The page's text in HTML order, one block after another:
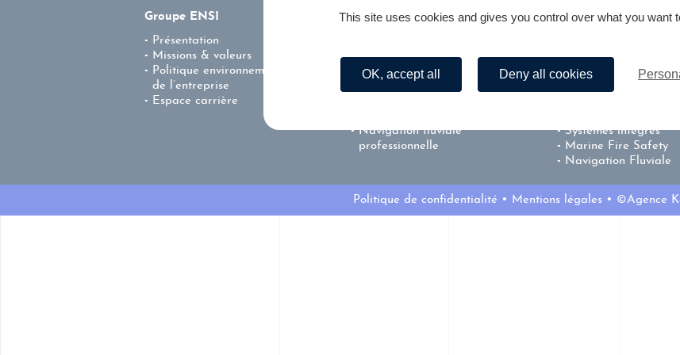
Groupe ENSI
Présentation
Missions & valeurs
Politique environnementale
de l’entreprise
Espace carrière
Nos formations
Sécurité incendie
Prévention – Centre de Test
Navigation fluviale
professionnelle
Sécurité & incendie
individuel
Les équipements de
Systèmes intégrés
Marine Fire Safety
Navigation Fluviale
Politique de confidentialité Mentions légales ©Agence
This site uses cookies and gives you control over what you want
OK, accept all Deny all cookies